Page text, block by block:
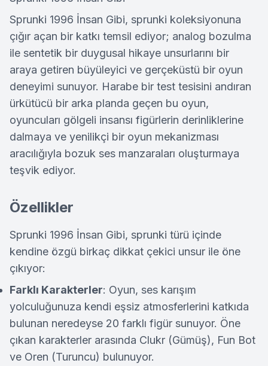
Sprunki 1996 İnsan Gibi, sprunki koleksiyonuna
çığır açan bir katkı temsil ediyor; analog bozulma
ile sentetik bir duygusal hikaye unsurlarını bir
araya getiren büyüleyici ve gerçeküstü bir oyun
deneyimi sunuyor. Harabe bir test tesisini andıran
ürkütücü bir arka planda geçen bu oyun,
oyuncuları gölgeli insansı figürlerin derinliklerine
dalmaya ve yenilikçi bir oyun mekanizması
aracılığıyla bozuk ses manzaraları oluşturmaya
teşvik ediyor.
Özellikler
Sprunki 1996 İnsan Gibi, sprunki türü içinde
kendine özgü birkaç dikkat çekici unsur ile öne
çıkıyor:
Farklı Karakterler: Oyun, ses karışım
yolculuğunuza kendi eşsiz atmosferlerini katkıda
bulunan neredeyse 20 farklı figür sunuyor. Öne
çıkan karakterler arasında Clukr (Gümüş), Fun Bot
ve Oren (Turuncu) bulunuyor.